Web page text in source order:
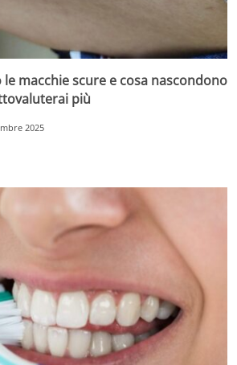
macchie scure e cosa nascondono
più
2025